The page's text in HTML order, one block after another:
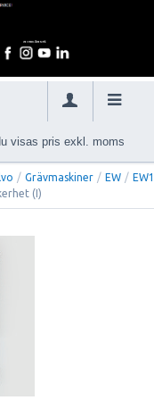
visas pris exkl. moms
/ Grävmaskiner / EW /
(I)